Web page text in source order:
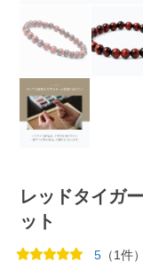
レッドタイガ
ット
5 （1件）